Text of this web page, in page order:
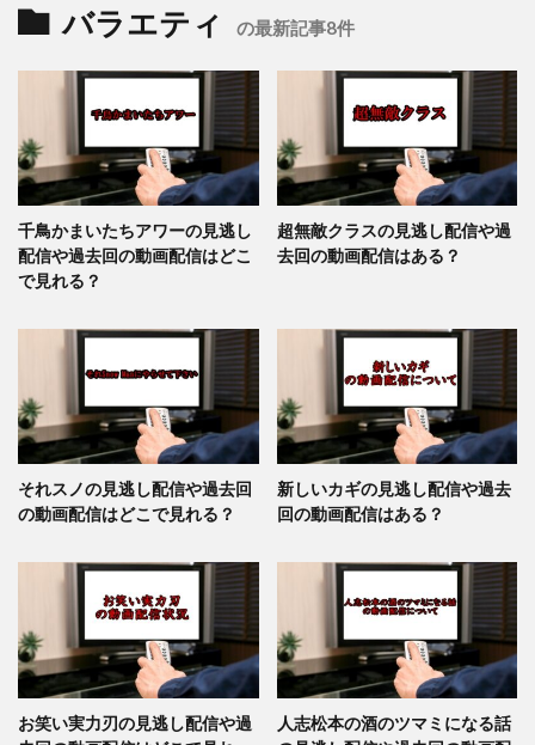
バラエティ の最新記事8件
千鳥かまいたちアワーの見逃し
配信や過去回の動画配信はどこ
で見れる？
超無敵クラスの見逃し配信や過
去回の動画配信はある？
それスノの見逃し配信や過去回
の動画配信はどこで見れる？
新しいカギの見逃し配信や過去
回の動画配信はある？
お笑い実力刃の見逃し配信や過
人志松本の酒のツマミになる話